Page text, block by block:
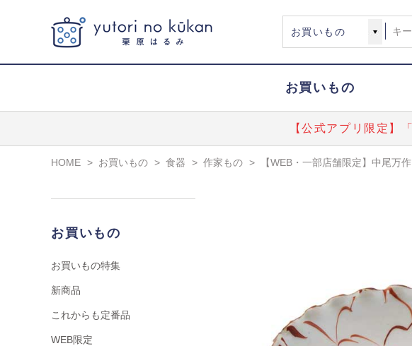
お買いもの
【公式アプリ限定】
HOME > お買いもの > 食器 > 作家もの > 【WEB・一部店舗限定】中尾万
お買いもの
お買いもの特集
新商品
これからも定番品
WEB限定